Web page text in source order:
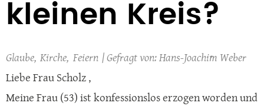
kleinen Kreis?
Glaube Kirche Feiern
Hans-Joachim Weber
Liebe Frau Scholz ,
Meine Frau (53) ist konfessionslos erzogen worden und